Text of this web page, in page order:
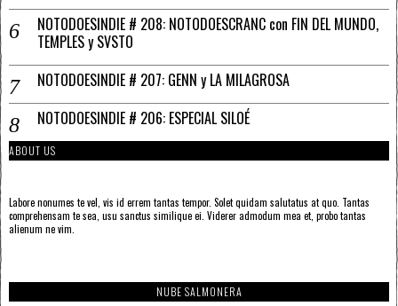
NOTODOESINDIE # 208: NOTODOESCRANC con FIN DEL MUNDO,
TEMPLES y SVSTO
NOTODOESINDIE # 207: GENN y LA MILAGROSA
NOTODOESINDIE # 206: ESPECIAL SILOÉ
ABOUT US
Labore nonumes te vel, vis id errem tantas tempor. Solet quidam salutatus at quo. Tantas
comprehensam te sea, usu sanctus similique ei. Viderer admodum mea et, probo tantas
alienum ne vim.
NUBE SALMONERA